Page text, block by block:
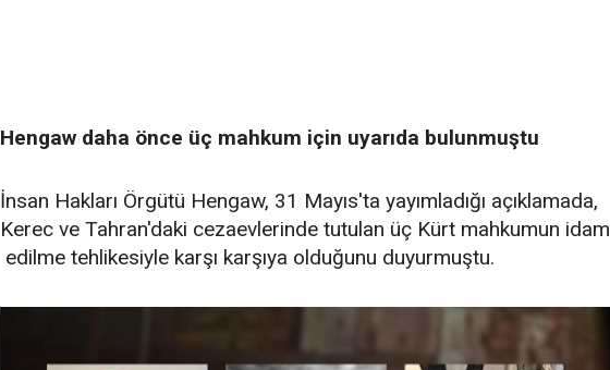
Hengaw daha önce üç mahkum için uyarıda bulunmuştu
İnsan Hakları Örgütü Hengaw, 31 Mayıs'ta yayımladığı açıklamada,
Kerec ve Tahran'daki cezaevlerinde tutulan üç Kürt mahkumun idam
edilme tehlikesiyle karşı karşıya olduğunu duyurmuştu.